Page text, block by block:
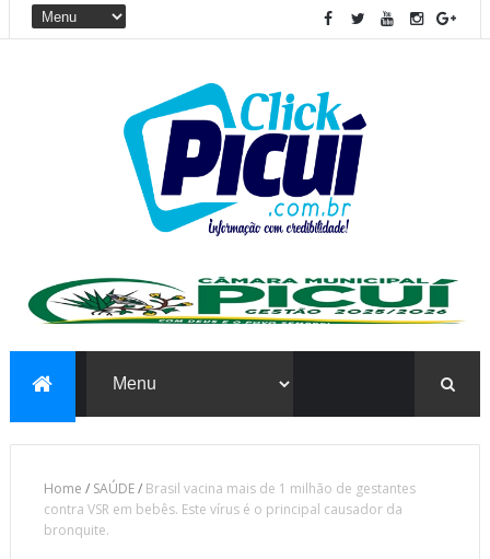
Home / SAÚDE/ Brasil vacina mais de 1 milhão de gestantes
contra VSR em bebês. Este vírus é o principal causador da
bronquite.